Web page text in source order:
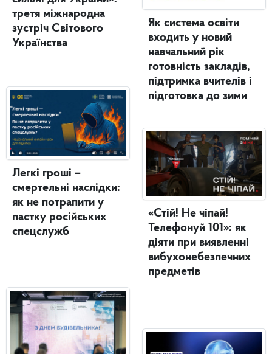
третя міжнародна
зустріч Світового
Українства
Легкі гроші –
смертельні наслідки:
як не потрапити у
пастку російських
спецслужб
Як система освіти
входить у новий
навчальний рік
готовність закладів,
підтримка вчителів і
підготовка до зими
«Стій! Не чіпай!
Телефонуй 101»: як
діяти при виявленні
вибухонебезпечних
предметів